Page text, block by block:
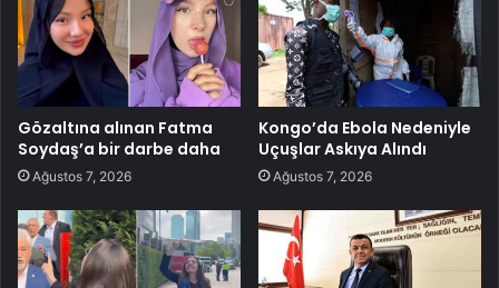
Gözaltına alınan Fatma
Soydaş’a bir darbe daha
Ağustos 7, 2026
Kongo’da Ebola Nedeniyle
Uçuşlar Askıya Alındı
Ağustos 7, 2026